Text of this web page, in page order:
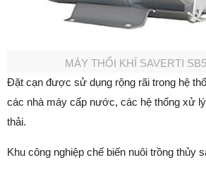
MÁY THỔI KHÍ SAVERTI
Đặt cạn được sử dụng rộng rãi trong hệ
các nhà máy cấp nước, các hệ thống xử
thải.
Khu công nghiệp chế biến nuôi trồng thủy